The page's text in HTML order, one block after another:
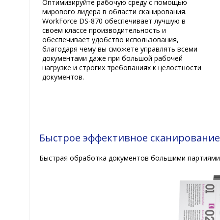
Оптимизируйте рабочую среду с помощью
мирового лидера в области сканирования.
WorkForce DS-870 обеспечивает лучшую в
своем классе производительность и
обеспечивает удобство использования,
благодаря чему вы сможете управлять всеми
документами даже при большой рабочей
нагрузке и строгих требованиях к целостности
документов.
Быстрое эффективное сканирование
Быстрая обработка документов большими